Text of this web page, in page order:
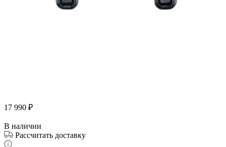
17 990 ₽
В наличии
Рассчитать доставку